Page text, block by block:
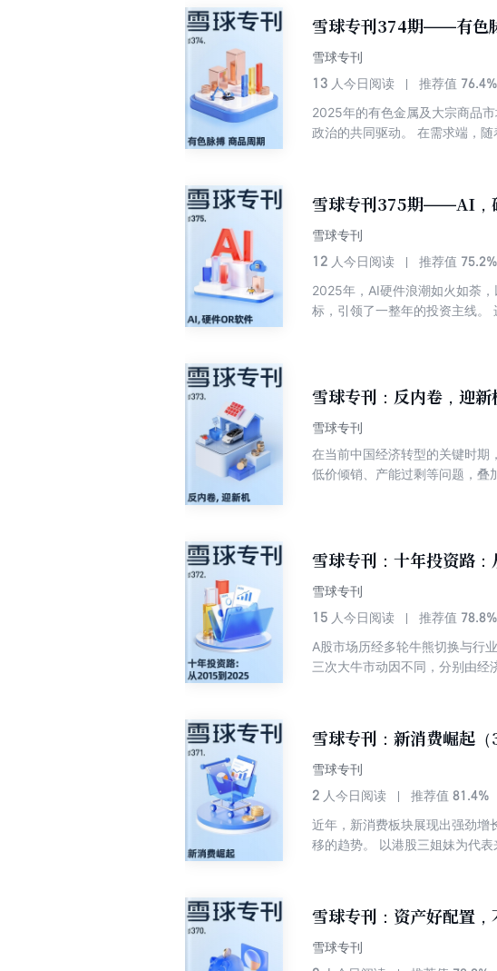
雪球专刊374期——有色
雪球专刊
13 人今日阅读 推荐值 76.4%
2025年的有色金属及大宗商品
政治的共同驱动。 在需求端，
雪球专刊375期——AI，
雪球专刊
12 人今日阅读 推荐值 75.2%
2025年，AI硬件浪潮如火如荼
标，引领了一整年的投资主线。
雪球专刊：反内卷，迎新
雪球专刊
在当前中国经济转型的关键时期
低价倾销、产能过剩等问题，叠
行业通过产能优化，努力实现盈
内卷核心逻辑。
雪球专刊：十年投资路
雪球专刊
15 人今日阅读 推荐值 78.8%
A股市场历经多轮牛熊切换与行
三次大牛市动因不同，分别由经
虽特性不同，核心均以企业内在
陪伴成长的核心逻辑始终不变，
年间A股投资实践与行业周期，
提供在A股投资的多维度思考。
雪球专刊：新消费崛起（
雪球专刊
2 人今日阅读 推荐值 81.4%
近年，新消费板块展现出强劲增
移的趋势。 以港股三姐妹为代
言，新消费在政策支持、需求升
擎。在此背景下，新消费行业将
资者应如何拆解其核心逻辑，把
雪球专刊：资产好配置，
雪球专刊